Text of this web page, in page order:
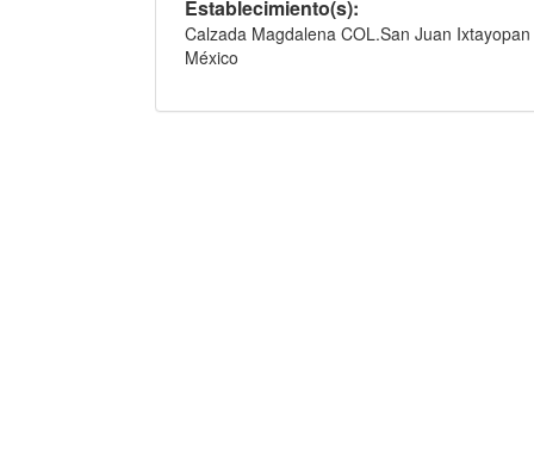
Establecimiento(s):
Calzada Magdalena COL.San Juan
México